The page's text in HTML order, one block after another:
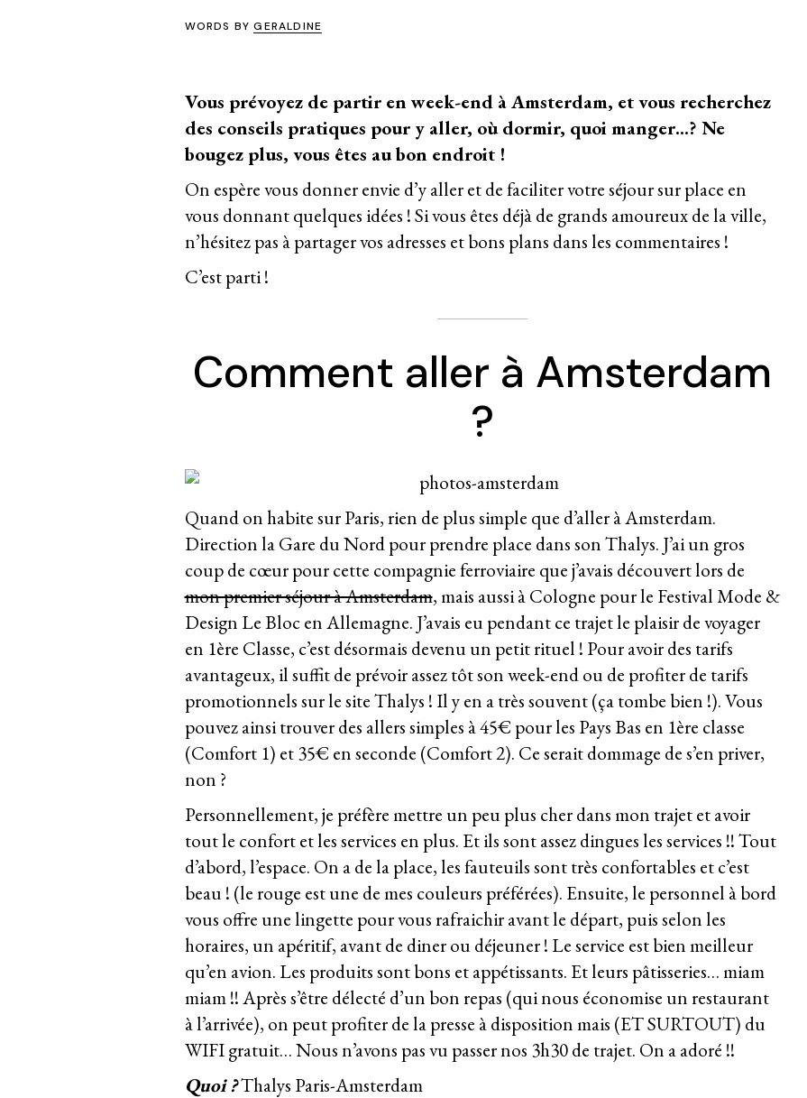
WORDS BYGERALDINE
Vous prévoyez de partir en week-end à Amsterdam, et vous recherchez
des conseils pratiques pour y aller, où dormir, quoi manger…? Ne
bougez plus, vous êtes au bon endroit !
On espère vous donner envie d’y aller et de faciliter votre séjour sur place en
vous donnant quelques idées ! Si vous êtes déjà de grands amoureux de la ville,
n’hésitez pas à partager vos adresses et bons plans dans les commentaires !
C’est parti !
Comment aller à Amsterdam
?
Quand on habite sur Paris, rien de plus simple que d’aller à Amsterdam.
Direction la Gare du Nord pour prendre place dans son Thalys. J’ai un gros
coup de cœur pour cette compagnie ferroviaire que j’avais découvert lors de
mon premier séjour à Amsterdam, mais aussi à Cologne pour le Festival Mode &
Design Le Bloc en Allemagne. J’avais eu pendant ce trajet le plaisir de voyager
en 1ère Classe, c’est désormais devenu un petit rituel ! Pour avoir des tarifs
avantageux, il suffit de prévoir assez tôt son week-end ou de profiter de tarifs
promotionnels sur le site Thalys ! Il y en a très souvent (ça tombe bien !). Vous
pouvez ainsi trouver des allers simples à 45€ pour les Pays Bas en 1ère classe
(Comfort 1) et 35€ en seconde (Comfort 2). Ce serait dommage de s’en priver,
non ?
Personnellement, je préfère mettre un peu plus cher dans mon trajet et avoir
tout le confort et les services en plus. Et ils sont assez dingues les services !! Tout
d’abord, l’espace. On a de la place, les fauteuils sont très confortables et c’est
beau ! (le rouge est une de mes couleurs préférées). Ensuite, le personnel à bord
vous offre une lingette pour vous rafraichir avant le départ, puis selon les
horaires, un apéritif, avant de diner ou déjeuner ! Le service est bien meilleur
qu’en avion. Les produits sont bons et appétissants. Et leurs pâtisseries… miam
miam !! Après s’être délecté d’un bon repas (qui nous économise un restaurant
à l’arrivée), on peut profiter de la presse à disposition mais (ET SURTOUT) du
WIFI gratuit… Nous n’avons pas vu passer nos 3h30 de trajet. On a adoré !!
Quoi ?Thalys Paris-Amsterdam